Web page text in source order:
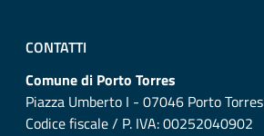
CONTATTI
Comune di Porto Torres
Piazza Umberto I - 07046 Porto Torres
Codice fiscale / P. IVA: 00252040902